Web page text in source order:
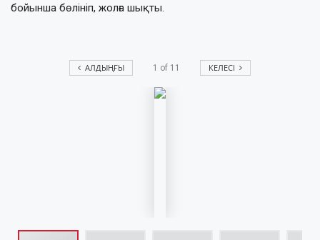
бойынша бөлініп, жолға шықты.
АЛДЫҢҒЫ 1 of 11 КЕЛЕСІ